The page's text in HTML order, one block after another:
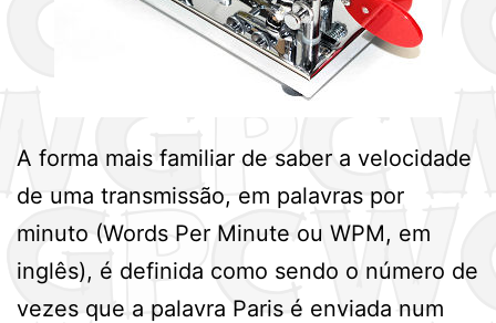
A forma mais familiar de saber a velocidade
de uma transmissão, em palavras por
minuto (Words Per Minute ou WPM, em
inglês), é definida como sendo o número de
vezes que a palavra Paris é enviada num